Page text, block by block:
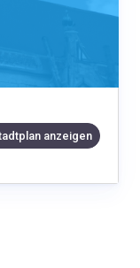
Im Stadtplan anzeigen